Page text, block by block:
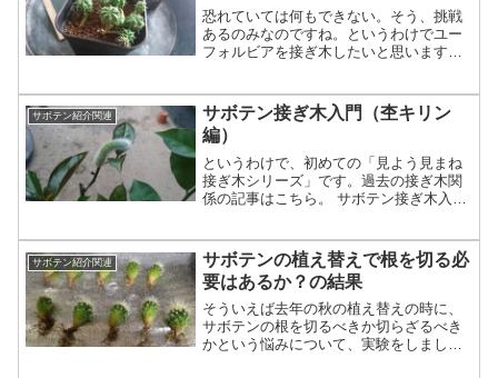
恐れていては何もできない。そう、挑戦
あるのみなのですね。というわけでユー
フォルビアを接ぎ木したいと思います。
かいう名称でキリン角（Euphorbia
neriifol...
サボテン紹介関連
サボテン接ぎ木入門（杢キリン
編）
というわけで、初めての「見よう見まね
接ぎ木シリーズ」です。過去の接ぎ木関
係の記事はこちら。 サボテン接ぎ木入門
パーサボテンタイム サボテン接ぎ木入門
（団扇サボテン...
サボテン紹介関連
サボテンの植え替えで根を切る必
要はあるか？の結果
そういえば去年の秋の植え替えの時に、
サボテンの根を切るべきか切らざるべき
かという悩みについて、実験をしまし